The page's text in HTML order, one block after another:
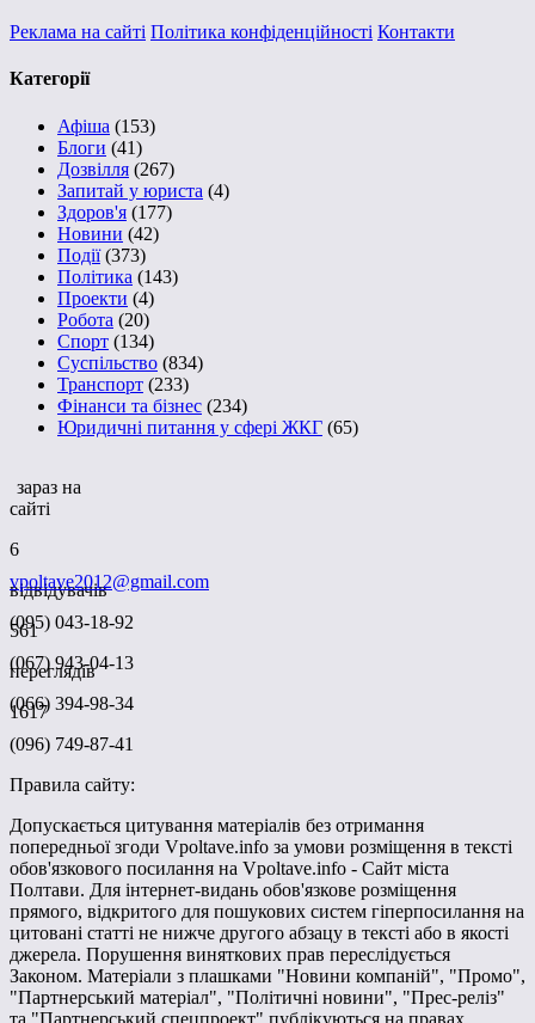
Реклама на сайті Політика конфіденційності Контакти
Категорії
Афіша (153)
Блоги (41)
Дозвілля (267)
Запитай у юриста (4)
Здоров'я (177)
Новини (42)
Події(373)
Політика (143)
Проекти (4)
Робота (20)
Спорт (134)
Суспільство (834)
Транспорт (233)
Фінанси та бізнес (234)
Юридичні питання у сфері ЖКГ (65)
зараз на
сайті
6
відвідувачів
561
переглядів
1617
vpoltave2012@gmail.com
(095) 043-18-92
(067) 943-04-13
(066) 394-98-34
(096) 749-87-41
Правила сайту:
Допускається цитування матеріалів без отримання
попередньої згоди Vpoltave.info за умови розміщення в тексті
обов'язкового посилання на Vpoltave.info - Сайт міста
Полтави. Для інтернет-видань обов'язкове розміщення
прямого, відкритого для пошукових систем гіперпосилання на
цитовані статті не нижче другого абзацу в тексті або в якості
джерела. Порушення виняткових прав переслідується
Законом. Матеріали з плашками "Новини компаній", "Промо",
"Партнерський матеріал", "Політичні новини", "Прес-реліз"
та "Партнерський спецпроект" публікуються на правах